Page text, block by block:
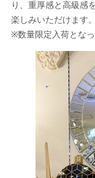
り、重厚感と高級感
楽しみいただけます。
※数量限定入荷となっ